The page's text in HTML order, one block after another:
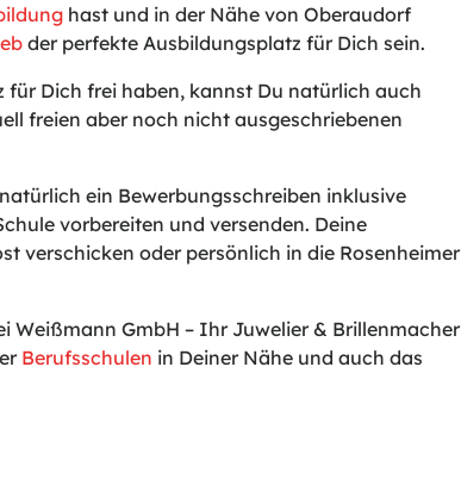
hast und in der Nähe von Oberaudorf
der perfekte Ausbildungsplatz für Dich sein.
Dich frei haben, kannst Du natürlich auch
freien aber noch nicht ausgeschriebenen
ein Bewerbungsschreiben inklusive
vorbereiten und versenden. Deine
verschicken oder persönlich in die Rosenheimer
GmbH – Ihr Juwelier & Brillenmacher
Berufsschulen in Deiner Nähe und auch das